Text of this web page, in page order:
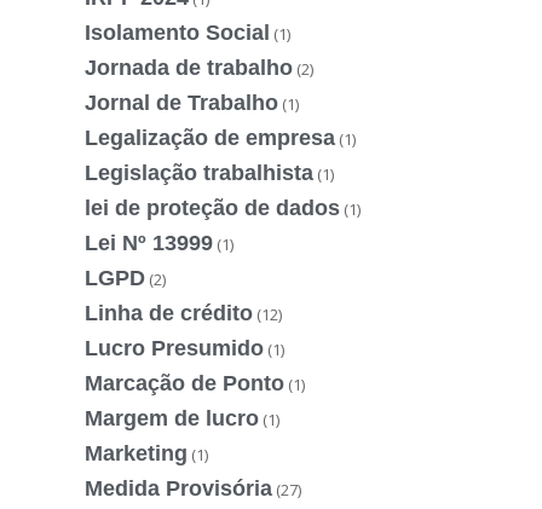
Isolamento Social (1)
Jornada de trabalho (2)
Jornal de Trabalho (1)
Legalização de empresa (1)
Legislação trabalhista (1)
lei de proteção de dados (1)
Lei Nº 13999 (1)
LGPD (2)
Linha de crédito (12)
Lucro Presumido (1)
Marcação de Ponto (1)
Margem de lucro (1)
Marketing (1)
Medida Provisória (27)